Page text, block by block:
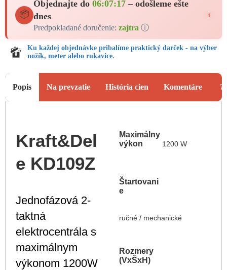
📦
Objednajte do 06:07:16 – odošleme ešte
dnes
Predpokladané doručenie: zajtra ⓘ
i
Ku každej objednávke pribalíme praktický darček - na výber
nožík, meter alebo rukavice.
Popis Na prevzatie História cien Komentáre ?
Kraft&Del
e KD109Z
Jednofázová 2-
taktná
elektrocentrála s
maximálnym
výkonom 1200W
Maximálny
výkon
1200 W
Štartovani
e
ručné / mechanické
Rozmery
(VxŠxH)